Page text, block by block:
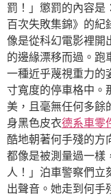
罰！」懲罰的內容是
百次失敗集錦》的紀
像是從科幻電影裡開
的邊緣漂移而過。跑
一種近乎蔑視重力的
寸寬度的停車格中。
美，且毫無任何多
身黑色皮衣德系車零
酷地朝著何手殘的方
都像是被測量過一樣
人！」泊車警察們立
出聲音。她走到何手